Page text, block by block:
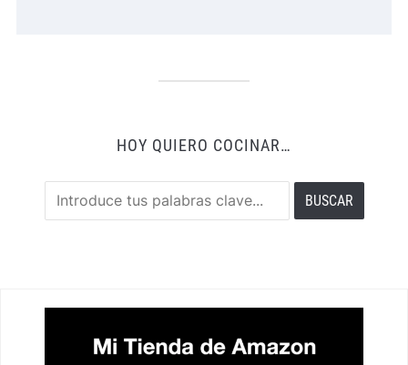
HOY QUIERO COCINAR…